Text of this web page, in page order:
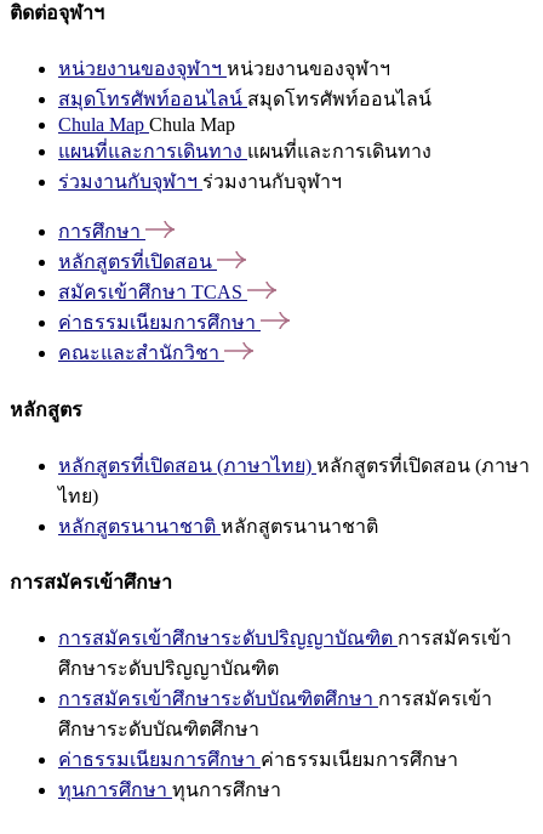
ติดต่อจุฬาฯ
หน่วยงานของจุฬาฯ หน่วยงานของจุฬาฯ
สมุดโทรศัพท์ออนไลน์ สมุดโทรศัพท์ออนไลน์
Chula Map Chula Map
แผนที่และการเดินทาง แผนที่และการเดินทาง
ร่วมงานกับจุฬาฯ ร่วมงานกับจุฬาฯ
การศึกษา
หลักสูตรที่เปิดสอน
สมัครเข้าศึกษา TCAS
ค่าธรรมเนียมการศึกษา
คณะและสำนักวิชา
หลักสูตร
หลักสูตรที่เปิดสอน (ภาษาไทย) หลักสูตรที่เปิดสอน (ภาษา
ไทย)
หลักสูตรนานาชาติ หลักสูตรนานาชาติ
การสมัครเข้าศึกษา
การสมัครเข้าศึกษาระดับปริญญาบัณฑิต การสมัครเข้า
ศึกษาระดับปริญญาบัณฑิต
การสมัครเข้าศึกษาระดับบัณฑิตศึกษา การสมัครเข้า
ศึกษาระดับบัณฑิตศึกษา
ค่าธรรมเนียมการศึกษา ค่าธรรมเนียมการศึกษา
ทุนการศึกษา ทุนการศึกษา